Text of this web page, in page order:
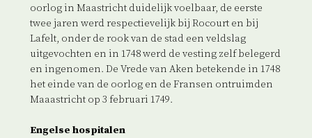
oorlog in Maastricht duidelijk voelbaar, de eerste
twee jaren werd respectievelijk bij Rocourt en bij
Lafelt, onder de rook van de stad een veldslag
uitgevochten en in 1748 werd de vesting zelf belegerd
en ingenomen. De Vrede van Aken betekende in 1748
het einde van de oorlog en de Fransen ontruimden
Maaastricht op 3 februari 1749.
Engelse hospitalen